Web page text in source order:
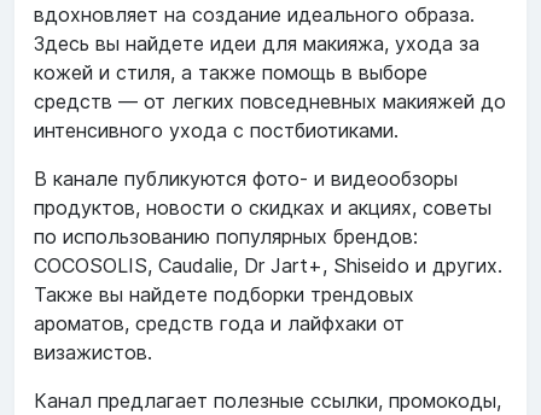
вдохновляет на создание идеального образа.
Здесь вы найдете идеи для макияжа, ухода за
кожей и стиля, а также помощь в выборе
средств — от легких повседневных макияжей до
интенсивного ухода с постбиотиками.
В канале публикуются фото- и видеообзоры
продуктов, новости о скидках и акциях, советы
по использованию популярных брендов:
COCOSOLIS, Caudalie, Dr Jart+, Shiseido и других.
Также вы найдете подборки трендовых
ароматов, средств года и лайфхаки от
визажистов.
Канал предлагает полезные ссылки, промокоды,